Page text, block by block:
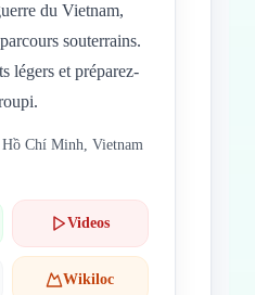
du Vietnam,
souterrains.
légers et préparez-
Chí Minh, Vietnam
Videos
Wikiloc